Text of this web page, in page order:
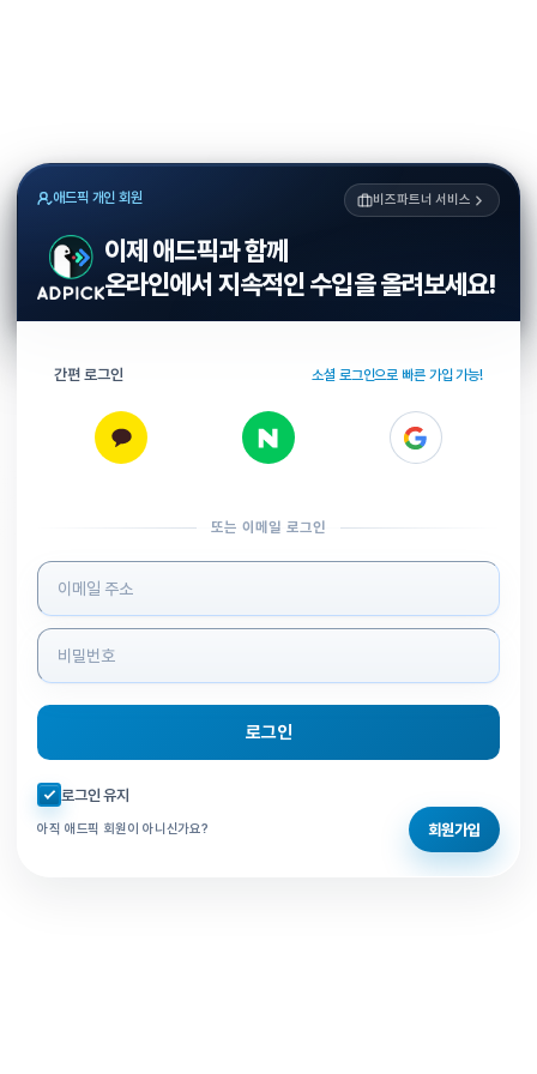
애드픽 개인 회원 비즈파트너 서비스
이제 애드픽과 함께
온라인에서 지속적인 수입을 올려보세요!
간편 로그인 소셜 로그인으로 빠른 가입 가능!
또는 이메일 로그인
로그인 정보 입력
로그인
자동로그인 체크
로그인 유지
아직 애드픽 회원이 아니신가요? 회원가입